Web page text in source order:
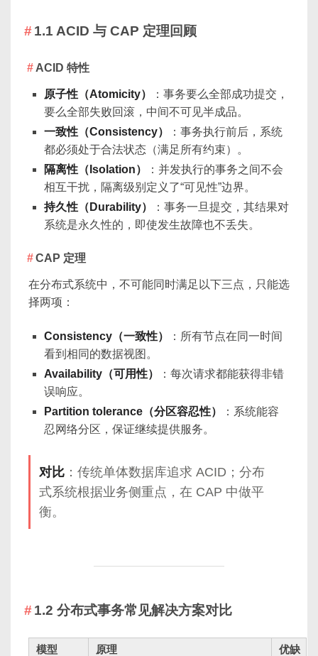
1.1 ACID 与 CAP 定理回顾
ACID 特性
原子性（Atomicity）
：事务要么全部成功提交，
要么全部失败回滚，中间不可见半成品。
一致性（Consistency）
：事务执行前后，系统
都必须处于合法状态（满足所有约束）。
隔离性（Isolation）
：并发执行的事务之间不会
相互干扰，隔离级别定义了“可见性”边界。
持久性（Durability）
：事务一旦提交，其结果对
系统是永久性的，即使发生故障也不丢失。
CAP 定理
在分布式系统中，不可能同时满足以下三点，只能选
择两项：
Consistency（一致性）
：所有节点在同一时间
看到相同的数据视图。
Availability（可用性）
：每次请求都能获得非错
误响应。
Partition tolerance（分区容忍性）
：系统能容
忍网络分区，保证继续提供服务。
对比 ：传统单体数据库追求 ACID；分布
式系统根据业务侧重点，在 CAP 中做平
衡。
1.2 分布式事务常见解决方案对比
模型 原理
优缺